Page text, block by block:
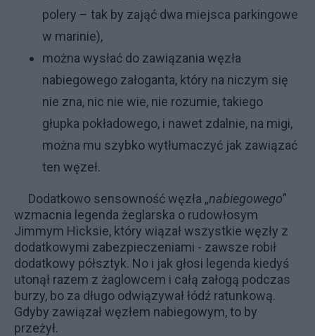
polery – tak by zająć dwa miejsca parkingowe
w marinie),
można wysłać do zawiązania węzła
nabiegowego załoganta, który na niczym się
nie zna, nic nie wie, nie rozumie, takiego
głupka pokładowego, i nawet zdalnie, na migi,
można mu szybko wytłumaczyć jak zawiązać
ten węzeł.
Dodatkowo sensowność węzła „nabiegowego”
wzmacnia legenda żeglarska o rudowłosym
Jimmym Hicksie, który wiązał wszystkie węzły z
dodatkowymi zabezpieczeniami - zawsze robił
dodatkowy półsztyk. No i jak głosi legenda kiedyś
utonął razem z żaglowcem i całą załogą podczas
burzy, bo za długo odwiązywał łódź ratunkową.
Gdyby zawiązał węzłem nabiegowym, to by
przeżył.